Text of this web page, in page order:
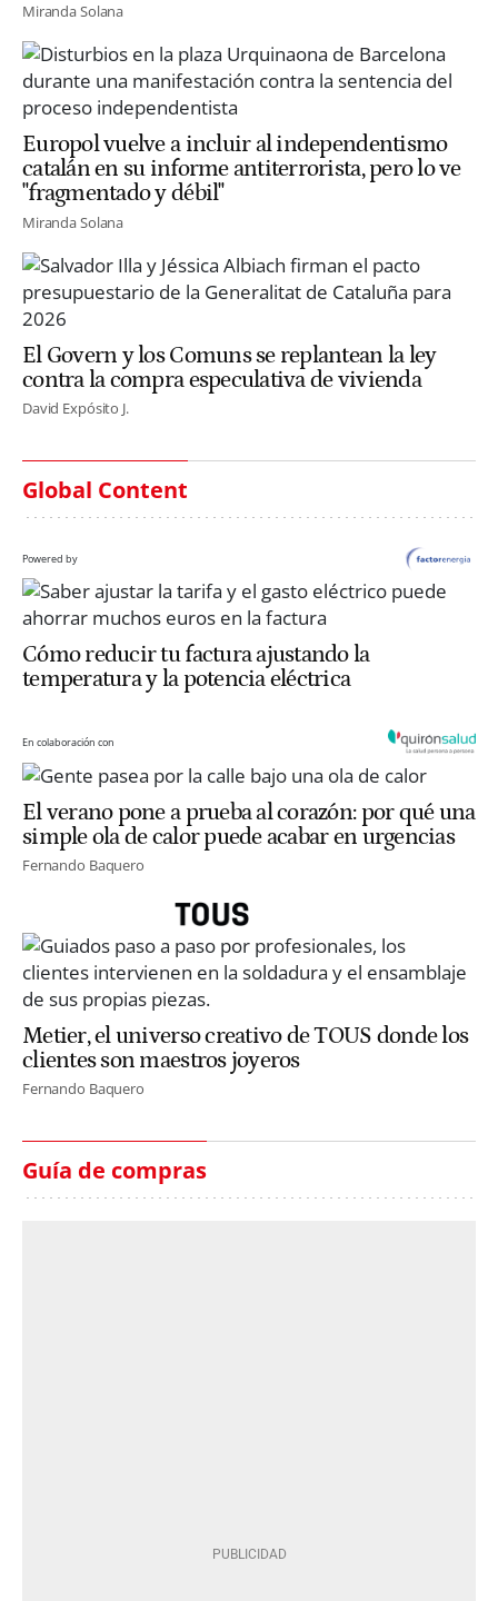
Miranda Solana
Europol vuelve a incluir al independentismo
catalán en su informe antiterrorista, pero lo ve
"fragmentado y débil"
Miranda Solana
El Govern y los Comuns se replantean la ley
contra la compra especulativa de vivienda
David Expósito J.
Global Content
Powered by
Cómo reducir tu factura ajustando la
temperatura y la potencia eléctrica
En colaboración con
El verano pone a prueba al corazón: por qué una
simple ola de calor puede acabar en urgencias
Fernando Baquero
Metier, el universo creativo de TOUS donde los
clientes son maestros joyeros
Fernando Baquero
Guía de compras